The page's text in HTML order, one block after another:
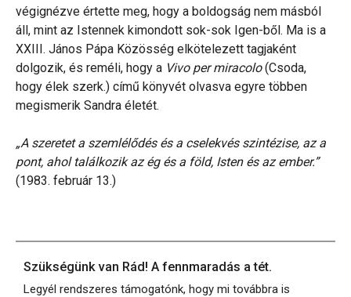
végignézve értette meg, hogy a boldogság nem másból
áll, mint az Istennek kimondott sok-sok Igen-ből. Ma is a
XXIII. János Pápa Közösség elkötelezett tagjaként
dolgozik, és reméli, hogy a Vivo per miracolo(Csoda,
hogy élek szerk.) című könyvét olvasva egyre többen
megismerik Sandra életét.
„A szeretet a szemlélődés és a cselekvés szintézise, az a
pont, ahol találkozik az ég és a föld, Isten és az ember.”
(1983. február 13.)
Szükségünk van Rád! A fennmaradás a tét.
Legyél rendszeres támogatónk, hogy mi továbbra is